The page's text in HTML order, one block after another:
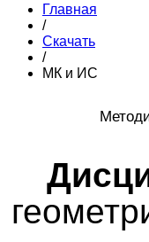
Главная
/
Скачать
/
МК и ИС